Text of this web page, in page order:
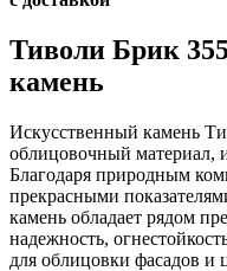
Тиволи Брик
камень
Искусственный камень
облицовочный
Благодаря природным
прекрасными
камень обладает рядом
надежность,
для облицовки фасадов и